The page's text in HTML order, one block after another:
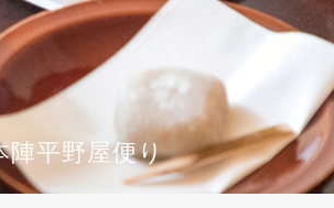
陣平野屋便り